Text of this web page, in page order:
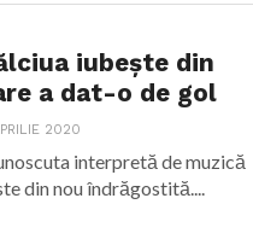
iubește din
a dat-o de gol
2020
interpretă de muzică
din nou îndrăgostită....